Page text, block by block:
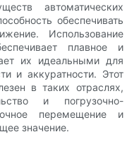
автоматических
обеспечивать
Использование
плавное и
их идеальными для
и аккуратности. Этот
в таких отраслях,
и погрузочно-
перемещение и
значение.